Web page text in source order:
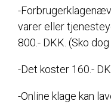
-
varer eller
800.- DKK. (Sko
-Det koster 160.-
-Online klage kan